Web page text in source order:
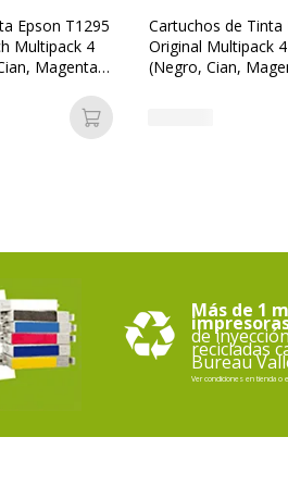
SWITCH
SUE1291R
Refabricado
Epson T1295
Magenta,
Añadir a la cesta
Cartuchos de Tinta
Original Multipack
(Negro, Cian,
Más de 1
de
recicladas
Bureau
Ver condiciones en tienda o